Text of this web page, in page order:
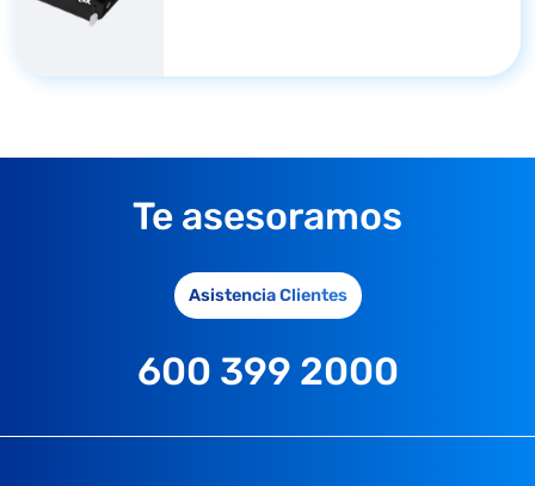
Te asesoramos
Asistencia Clientes
600 399 2000